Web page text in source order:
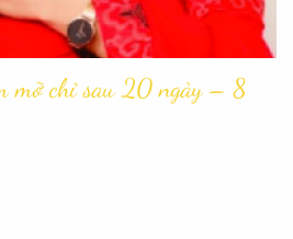
mỡ chỉ sau 20 ngày – 8